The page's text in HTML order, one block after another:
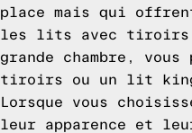
place mais qui offrent
les lits avec tiroirs
grande chambre, vous
tiroirs ou un lit
Lorsque vous
leur apparence et